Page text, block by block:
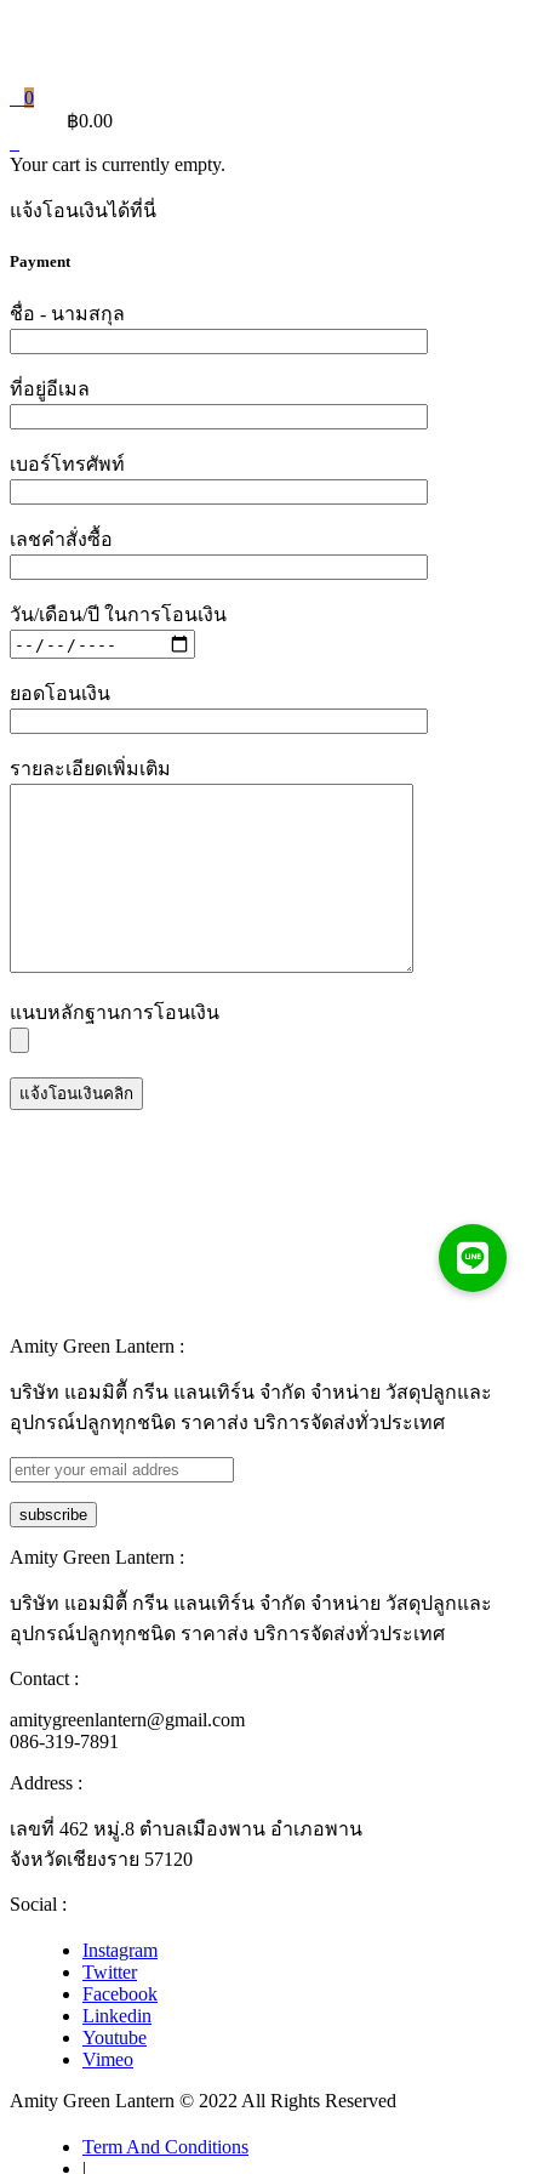
0
฿0.00
Your cart is currently empty.
แจ้งโอนเงินได้ที่นี่
Payment
ชื่อ - นามสกุล
ที่อยู่อีเมล
เบอร์โทรศัพท์
เลชคำสั่งซื้อ
วัน/เดือน/ปี ในการโอนเงิน
ยอดโอนเงิน
รายละเอียดเพิ่มเติม
แนบหลักฐานการโอนเงิน
Amity Green Lantern :
บริษัท แอมมิตีั กรีน แลนเทิร์น จำกัด จำหน่าย วัสดุปลูกและ
อุปกรณ์ปลูกทุกชนิด ราคาส่ง บริการจัดส่งทั่วประเทศ
Amity Green Lantern :
บริษัท แอมมิตีั กรีน แลนเทิร์น จำกัด จำหน่าย วัสดุปลูกและ
อุปกรณ์ปลูกทุกชนิด ราคาส่ง บริการจัดส่งทั่วประเทศ
Contact :
amitygreenlantern@gmail.com
086-319-7891
Address :
เลขที่ 462 หมู่.8 ตำบลเมืองพาน อำเภอพาน
จังหวัดเชียงราย 57120
Social :
Instagram
Twitter
Facebook
Linkedin
Youtube
Vimeo
Amity Green Lantern © 2022 All Rights Reserved
Term And Conditions
|